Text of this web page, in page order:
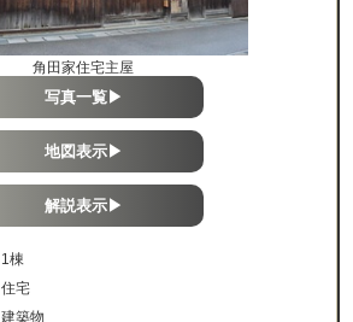
角田家住宅主屋
写真一覧▶
地図表示▶
解説表示▶
1棟
住宅
建築物